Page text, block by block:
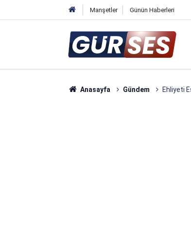
Manşetler Günün Haberleri
Anasayfa Gündem Ehliyeti